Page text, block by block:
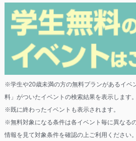
※学生や20歳未満の方の無料プランがあるイベ
料」がついたイベントの検索結果を表示します。
※既に終わったイベントも表示されます。
※無料対象になる条件は各イベント毎に異なる
情報を見て対象条件を確認の上ご利用ください。